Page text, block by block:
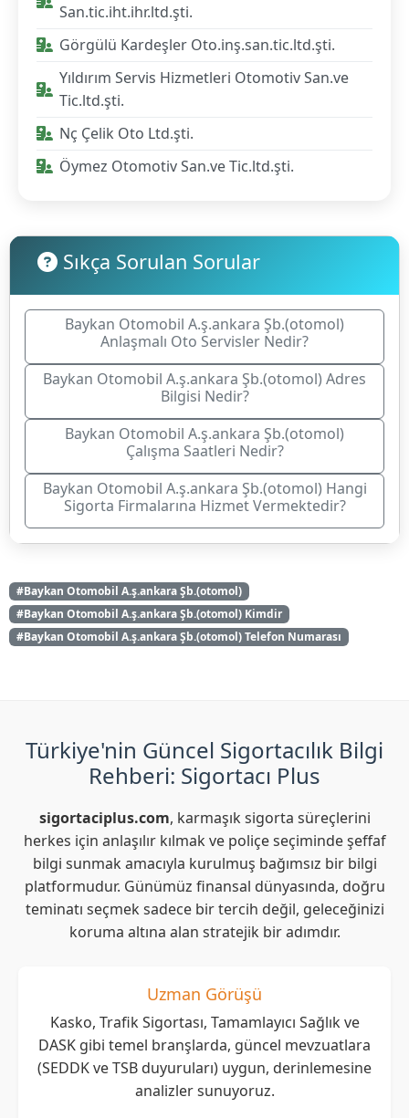
San.tic.iht.ihr.ltd.şti.
Görgülü Kardeşler Oto.inş.san.tic.ltd.şti.
Yıldırım Servis Hizmetleri Otomotiv San.ve
Tic.ltd.şti.
Nç Çelik Oto Ltd.şti.
Öymez Otomotiv San.ve Tic.ltd.şti.
Sıkça Sorulan Sorular
Baykan Otomobil A.ş.ankara Şb.(otomol)
Anlaşmalı Oto Servisler Nedir?
Baykan Otomobil A.ş.ankara Şb.(otomol) Adres
Bilgisi Nedir?
Baykan Otomobil A.ş.ankara Şb.(otomol)
Çalışma Saatleri Nedir?
Baykan Otomobil A.ş.ankara Şb.(otomol) Hangi
Sigorta Firmalarına Hizmet Vermektedir?
#Baykan Otomobil A.ş.ankara Şb.(otomol)
#Baykan Otomobil A.ş.ankara Şb.(otomol) Kimdir
#Baykan Otomobil A.ş.ankara Şb.(otomol) Telefon Numarası
Türkiye'nin Güncel Sigortacılık Bilgi
Rehberi: Sigortacı Plus
sigortaciplus.com, karmaşık sigorta süreçlerini
herkes için anlaşılır kılmak ve poliçe seçiminde şeffaf
bilgi sunmak amacıyla kurulmuş bağımsız bir bilgi
platformudur. Günümüz finansal dünyasında, doğru
teminatı seçmek sadece bir tercih değil, geleceğinizi
koruma altına alan stratejik bir adımdır.
Uzman Görüşü
Kasko, Trafik Sigortası, Tamamlayıcı Sağlık ve
DASK gibi temel branşlarda, güncel mevzuatlara
(SEDDK ve TSB duyuruları) uygun, derinlemesine
analizler sunuyoruz.